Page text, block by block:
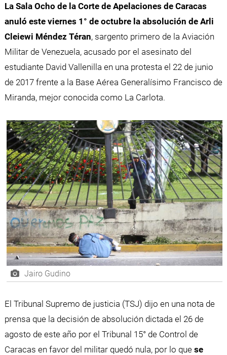
La Sala Ocho de la Corte de Apelaciones de Caracas
anuló este viernes 1° de octubre la absolución de Arli
Cleiewi Méndez Téran, sargento primero de la Aviación
Militar de Venezuela, acusado por el asesinato del
estudiante David Vallenilla en una protesta el 22 de junio
de 2017 frente a la Base Aérea Generalísimo Francisco de
Miranda, mejor conocida como La Carlota.
Jairo Gudino
El Tribunal Supremo de justicia (TSJ) dijo en una nota de
prensa que la decisión de absolución dictada el 26 de
agosto de este año por el Tribunal 15° de Control de
Caracas en favor del militar quedó nula, por lo quese